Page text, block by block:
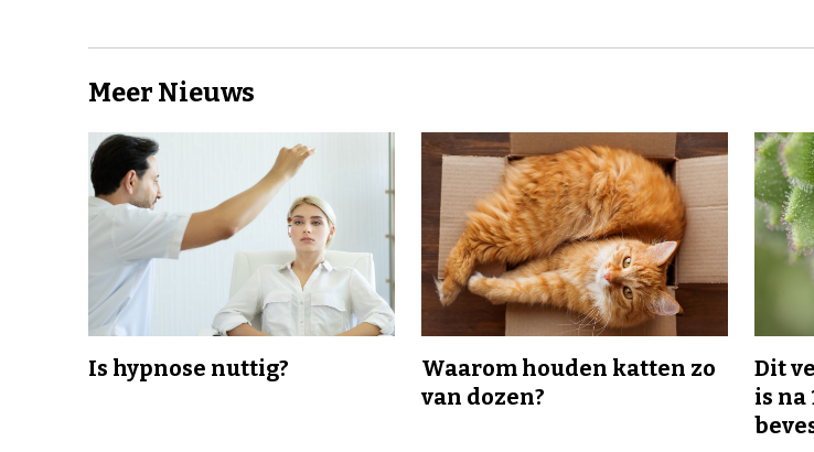
Meer Nieuws
Is hypnose nuttig?
Waarom houden katten zo
van dozen?
Dit
is na